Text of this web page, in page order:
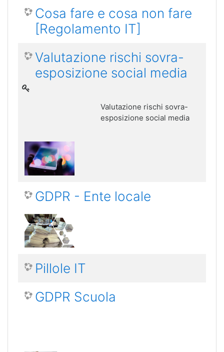
Cosa fare e cosa non fare
[Regolamento IT]
Valutazione rischi sovra-
esposizione social media
Valutazione rischi sovra-
esposizione social media
GDPR - Ente locale
Pillole IT
GDPR Scuola